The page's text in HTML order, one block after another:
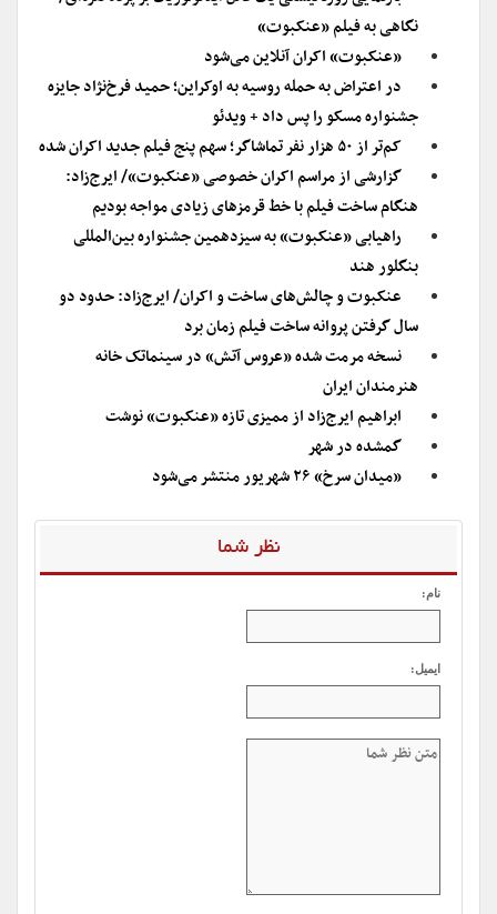
نگاهی به فیلم «عنکبوت»
«عنکبوت» اکران آنلاین می‌شود
در اعتراض به حمله روسیه به اوکراین؛ حمید فرخ‌نژاد جایزه
جشنواره مسکو را پس داد + ویدئو
کم‌تر از ۵۰ هزار نفر تماشاگر؛ سهم پنج فیلم جدید اکران شده
گزارشی از مراسم اکران خصوصی «عنکبوت»/ ایرج‌زاد:
هنگام ساخت فیلم با خط قرمزهای زیادی مواجه بودیم
راهیابی «عنکبوت» به سیزدهمین جشنواره بین‌المللی
بنگلور هند
عنکبوت و چالش‌های ساخت و اکران/ ایرج‌زاد: حدود دو
سال گرفتن پروانه ساخت فیلم زمان برد
نسخه مرمت شده «عروس آتش» در سینماتک خانه
هنرمندان ایران
ابراهیم ایرج‌زاد از ممیزی تازه «عنکبوت» نوشت
گمشده در شهر
«میدان سرخ» ۲۶ شهریور منتشر می‌شود
نظر شما
نام:
ایمیل: